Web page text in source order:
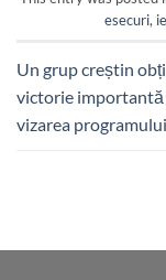
esecuri,
Un grup creștin
victorie importantă
vizarea